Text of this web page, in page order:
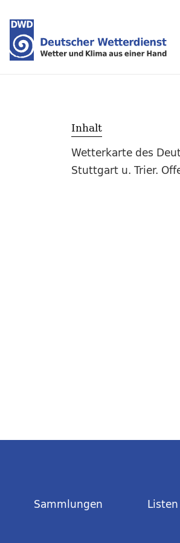
Inhalt
Wetterkarte des
Stuttgart u. Trier.
Sammlungen Listen